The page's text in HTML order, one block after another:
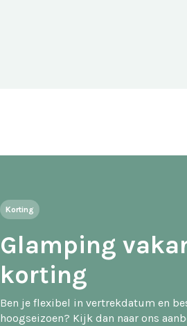
Korting
Glamping
korting
Ben je flexibel in vertrekdatum en
hoogseizoen? Kijk dan naar ons